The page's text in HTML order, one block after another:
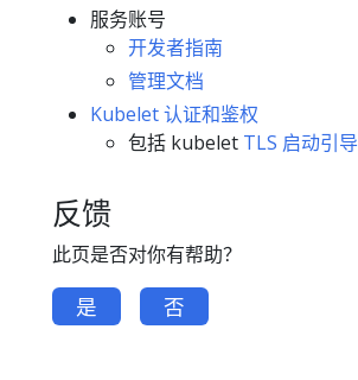
服务账号
开发者指南
管理文档
Kubelet 认证和鉴权
包括 kubelet TLS 启动引导
反馈
此页是否对你有帮助？
是 否